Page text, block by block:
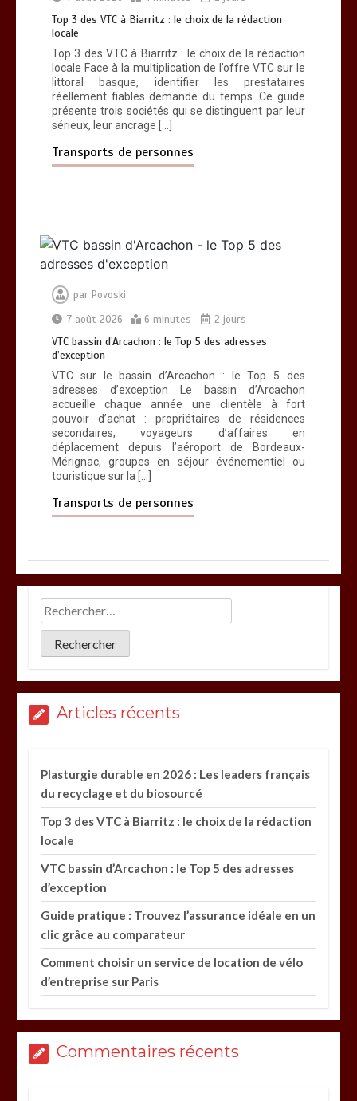
Top 3 des VTC à Biarritz : le choix de la rédaction
locale
Top 3 des VTC à Biarritz : le choix de la rédaction
locale Face à la multiplication de l’offre VTC sur le
littoral basque, identifier les prestataires
réellement fiables demande du temps. Ce guide
présente trois sociétés qui se distinguent par leur
sérieux, leur ancrage […]
Transports de personnes
par Povoski
7 août 2026
6 minutes 2 jours
VTC bassin d’Arcachon : le Top 5 des adresses
d’exception
VTC sur le bassin d’Arcachon : le Top 5 des
adresses d’exception Le bassin d’Arcachon
accueille chaque année une clientèle à fort
pouvoir d’achat : propriétaires de résidences
secondaires, voyageurs d’affaires en
déplacement depuis l’aéroport de Bordeaux-
Mérignac, groupes en séjour événementiel ou
touristique sur la […]
Transports de personnes
Articles récents
Plasturgie durable en 2026 : Les leaders français
du recyclage et du biosourcé
Top 3 des VTC à Biarritz : le choix de la rédaction
locale
VTC bassin d’Arcachon : le Top 5 des adresses
d’exception
Guide pratique : Trouvez l’assurance idéale en un
clic grâce au comparateur
Comment choisir un service de location de vélo
d’entreprise sur Paris
Commentaires récents